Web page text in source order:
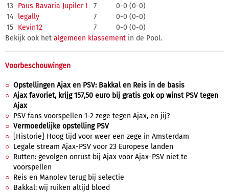
13 Paus Bavaria Jupiler I 7
0-0 (0-0)
14 legally 7
0-0 (0-0)
15 Kevin12 7
0-0 (0-0)
Bekijk ook het algemeen klassement in de Pool.
Voorbeschouwingen
Opstellingen Ajax en PSV: Bakkal en Reis in de basis
Ajax favoriet, krijg 157,50 euro bij gratis gok op winst PSV tegen
Ajax
PSV fans voorspellen 1-2 zege tegen Ajax, en jij?
Vermoedelijke opstelling PSV
[Historie] Hoog tijd voor weer een zege in Amsterdam
Legale stream Ajax-PSV voor 23 Europese landen
Rutten: gevolgen onrust bij Ajax voor Ajax-PSV niet te
voorspellen
Reis en Manolev terug bij selectie
Bakkal: wij ruiken altijd bloed